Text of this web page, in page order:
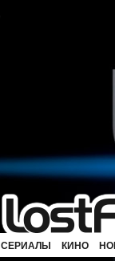
СЕРИАЛЫ КИНО